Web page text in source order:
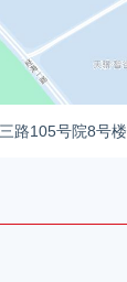
路105号院8号楼